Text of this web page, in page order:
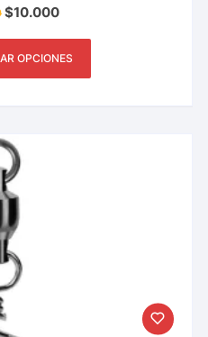
$10.000
OPCIONES